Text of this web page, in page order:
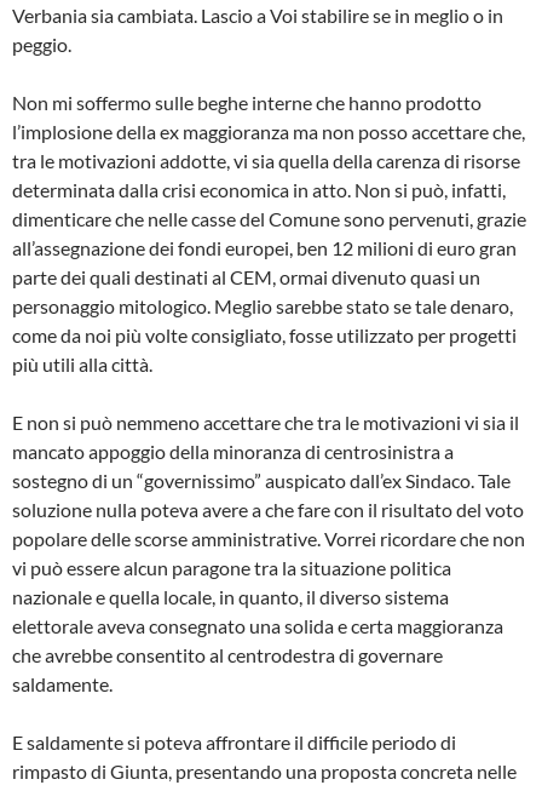
Verbania sia cambiata. Lascio a Voi stabilire se in meglio o in
peggio.
Non mi soffermo sulle beghe interne che hanno prodotto
l’implosione della ex maggioranza ma non posso accettare che,
tra le motivazioni addotte, vi sia quella della carenza di risorse
determinata dalla crisi economica in atto. Non si può, infatti,
dimenticare che nelle casse del Comune sono pervenuti, grazie
all’assegnazione dei fondi europei, ben 12 milioni di euro gran
parte dei quali destinati al CEM, ormai divenuto quasi un
personaggio mitologico. Meglio sarebbe stato se tale denaro,
come da noi più volte consigliato, fosse utilizzato per progetti
più utili alla città.
E non si può nemmeno accettare che tra le motivazioni vi sia il
mancato appoggio della minoranza di centrosinistra a
sostegno di un “governissimo” auspicato dall’ex Sindaco. Tale
soluzione nulla poteva avere a che fare con il risultato del voto
popolare delle scorse amministrative. Vorrei ricordare che non
vi può essere alcun paragone tra la situazione politica
nazionale e quella locale, in quanto, il diverso sistema
elettorale aveva consegnato una solida e certa maggioranza
che avrebbe consentito al centrodestra di governare
saldamente.
E saldamente si poteva affrontare il difficile periodo di
rimpasto di Giunta, presentando una proposta concreta nelle